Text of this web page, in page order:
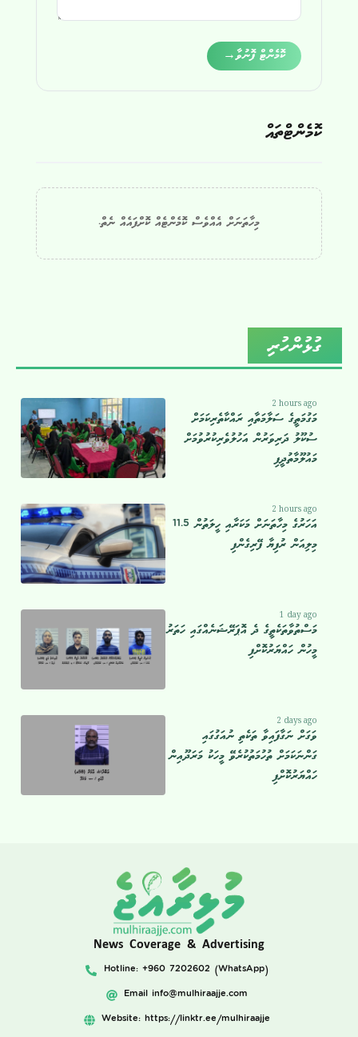
ކޮމެންޓް ފޮނުވާ→
ކޮމެންޓްތައް
މިހާތަނަށް އެއްވެސް ކޮމެންޓެއް ކޮށްފައެއް ނެތް.
ގުޅުންހުރި
2 hours ago
މަގުމަތީގެ ސަލާމަތާއި ރައްކާތެރިކަމަށް
ސުކޫލު ދަރިވަރުން އަހުލުވެރިކުރުވުމަށް
މައުލޫމާތުދީފި
2 hours ago
އަހަރުގެ މިހާތަނަށް މަކަރާއި ހީލަތުން 11.5
މިލިއަން ރުފިޔާ ފޭރިގެންފި
1 day ago
މަސްތުވާތަކެތީގެ ދެ އޮޕަރޭޝަނެއްގައި ހަތަރު
މީހުން ހައްޔަރުކޮށްފި
2 days ago
ވަގަށް ނަގާފައިވާ ތަކެތި ނުއަގުގައި
ގަންނަކަމަށް ތުހުމަތުކުރެވޭ މީހަކު މަރަދޫއިން
ހައްޔަރުކޮށްފި
News Coverage & Advertising
Hotline: +960 7202602 (WhatsApp)
Email info@mulhiraajje.com
Website: https://linktr.ee/mulhiraajje